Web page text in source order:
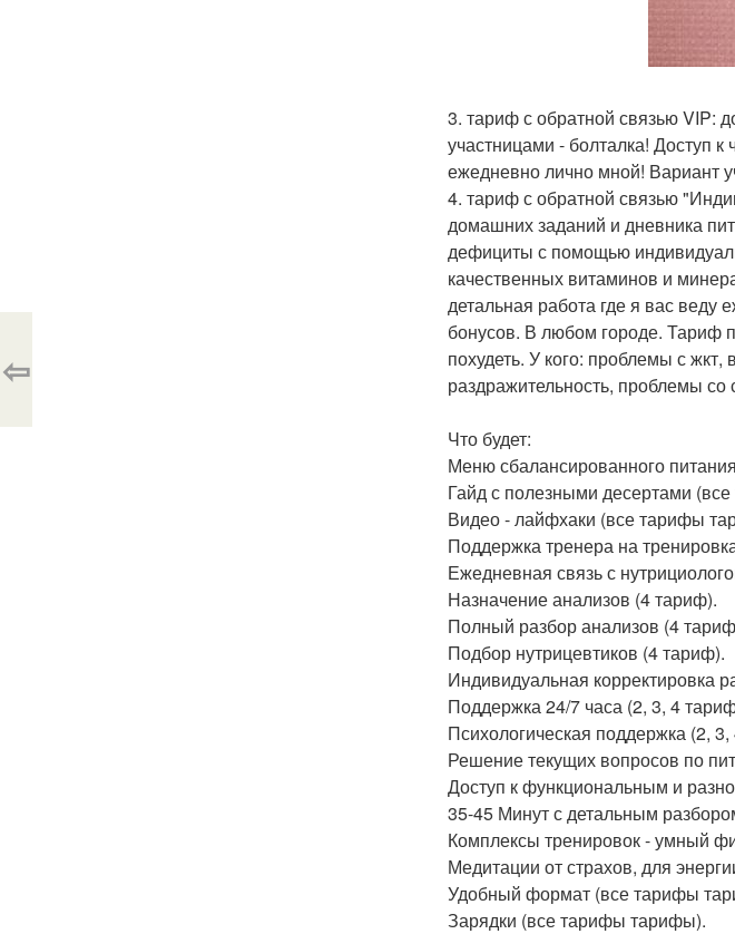
3. тариф с обратной связью VIP:
участницами - болталка! Доступ
ежедневно лично мной! Вариант
4. тариф с обратной связью
домашних заданий и дневника
дефициты с помощью
качественных витаминов и
детальная работа где я вас веду
бонусов. В любом городе. Тариф
похудеть. У кого: проблемы с
раздражительность, проблемы со
Что будет:
Меню сбалансированного
Гайд с полезными десертами
Видео - лайфхаки (все тарифы
Поддержка тренера на
Ежедневная связь с
Назначение анализов (4 тариф).
Полный разбор анализов (4
Подбор нутрицевтиков (4 тариф).
Индивидуальная корректировка
Поддержка 24/7 часа (2, 3, 4
Психологическая поддержка (2,
Решение текущих вопросов по
Доступ к функциональным и
35-45 Минут с детальным
Комплексы тренировок - умный
Медитации от страхов, для
Удобный формат (все тарифы
Зарядки (все тарифы тарифы).
⇦